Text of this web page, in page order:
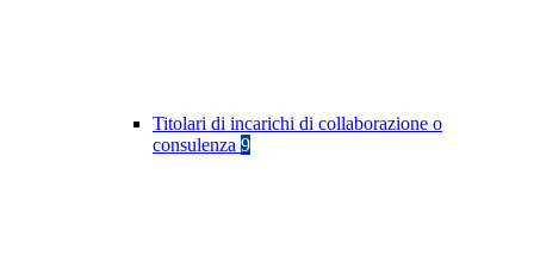
Titolari di incarichi di collaborazione o
consulenza 9